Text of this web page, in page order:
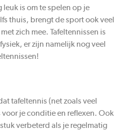
leuk is om te spelen op je
thuis, brengt de sport ook veel
zich mee. Tafeltennissen is
er zijn namelijk nog veel
tafeltennis (net zoals veel
je conditie en reflexen. Ook
verbeterd als je regelmatig